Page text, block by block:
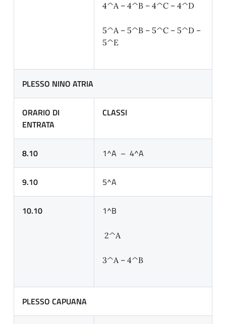
4^A – 4^B – 4^C – 4^D
5^A – 5^B – 5^C – 5^D –
5^E
PLESSO NINO ATRIA
ORARIO DI
ENTRATA
CLASSI
8.10 1^A – 4^A
9.10 5^A
10.10 1^B
2^A
3^A – 4^B
PLESSO CAPUANA